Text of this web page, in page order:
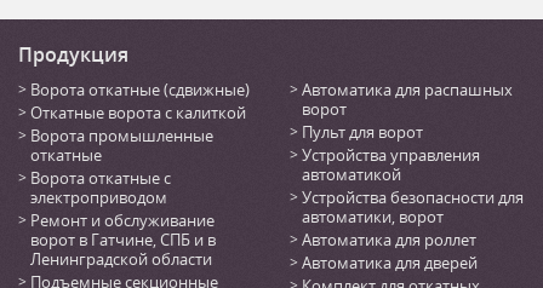
Продукция
Ворота откатные (сдвижные)
Откатные ворота с калиткой
Ворота промышленные
откатные
Ворота откатные с
электроприводом
Ремонт и обслуживание
ворот в Гатчине, СПБ и в
Ленинградской области
Подъемные секционные
Автоматика для распашных
ворот
Пульт для ворот
Устройства управления
автоматикой
Устройства безопасности для
автоматики, ворот
Автоматика для роллет
Автоматика для дверей